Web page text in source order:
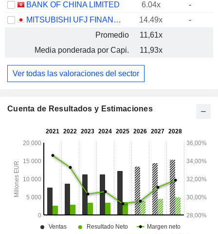
BANK OF CHINA LIMITED
6.04x
-
MITSUBISHI UFJ FINANCIAL GROUP, INC.
14.49x
-
Promedio
11,61x
Media ponderada por Capi.
11,93x
Ver todas las valoraciones del sector
Cuenta de Resultados y Estimaciones